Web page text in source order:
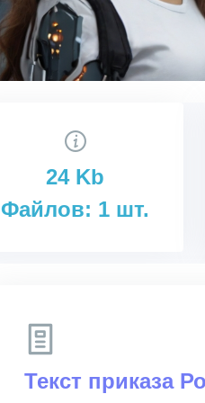
24 Kb
Файлов: 1 шт.
Текст приказа